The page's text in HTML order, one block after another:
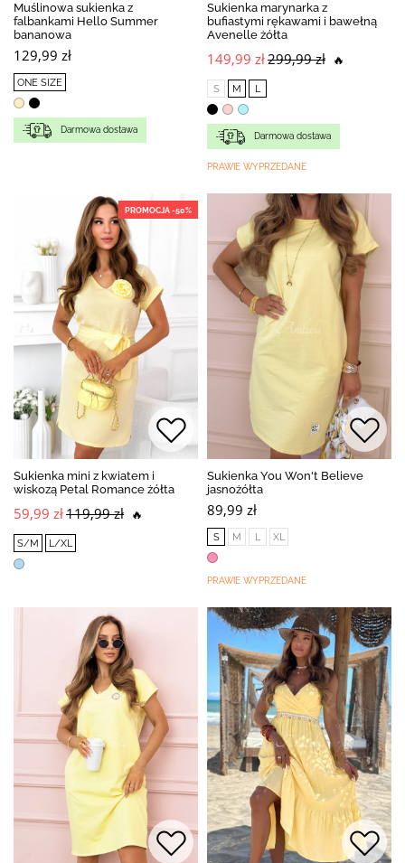
Muślinowa sukienka z
falbankami Hello Summer
bananowa
129,99 zł
ONE SIZE
Darmowa dostawa
Sukienka marynarka z
bufiastymi rękawami i bawełną
Avenelle żółta
149,99 zł299,99 zł 🔥
S M L
Darmowa dostawa
PRAWIE WYPRZEDANE
PROMOCJA -50%
Sukienka mini z kwiatem i
wiskozą Petal Romance żółta
59,99 zł119,99 zł 🔥
S/M L/XL
Sukienka You Won't Believe
jasnożółta
89,99 zł
S M L XL
PRAWIE WYPRZEDANE